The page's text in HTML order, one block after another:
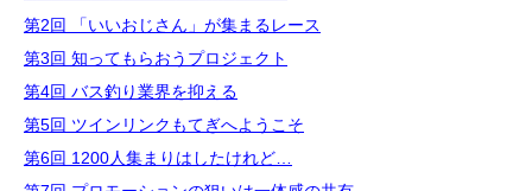
第2回 「いいおじさん」が集まるレース
第3回 知ってもらおうプロジェクト
第4回 バス釣り業界を抑える
第5回 ツインリンクもてぎへようこそ
第6回 1200人集まりはしたけれど…